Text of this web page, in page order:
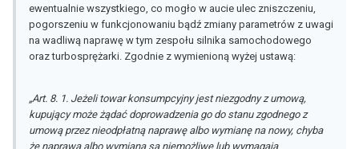
ewentualnie wszystkiego, co mogło w aucie ulec zniszczeniu,
pogorszeniu w funkcjonowaniu bądź zmiany parametrów z uwagi
na wadliwą naprawę w tym zespołu silnika samochodowego
oraz turbosprężarki. Zgodnie z wymienioną wyżej ustawą:
„Art. 8. 1. Jeżeli towar konsumpcyjny jest niezgodny z umową,
kupujący może żądać doprowadzenia go do stanu zgodnego z
umową przez nieodpłatną naprawę albo wymianę na nowy, chyba
że naprawa albo wymiana są niemożliwe lub wymagają